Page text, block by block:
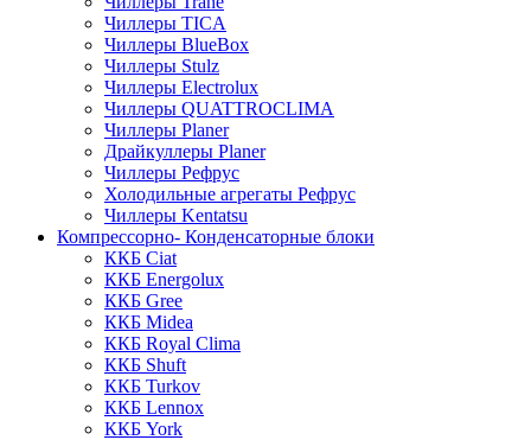
Чиллеры TICA
Чиллеры BlueBox
Чиллеры Stulz
Чиллеры Electrolux
Чиллеры QUATTROCLIMA
Чиллеры Planer
Драйкуллеры Planer
Чиллеры Рефрус
Холодильные агрегаты Рефрус
Чиллеры Kentatsu
Компрессорно- Конденсаторные блоки
ККБ Ciat
ККБ Energolux
ККБ Gree
ККБ Midea
ККБ Royal Clima
ККБ Shuft
ККБ Turkov
ККБ Lennox
ККБ York